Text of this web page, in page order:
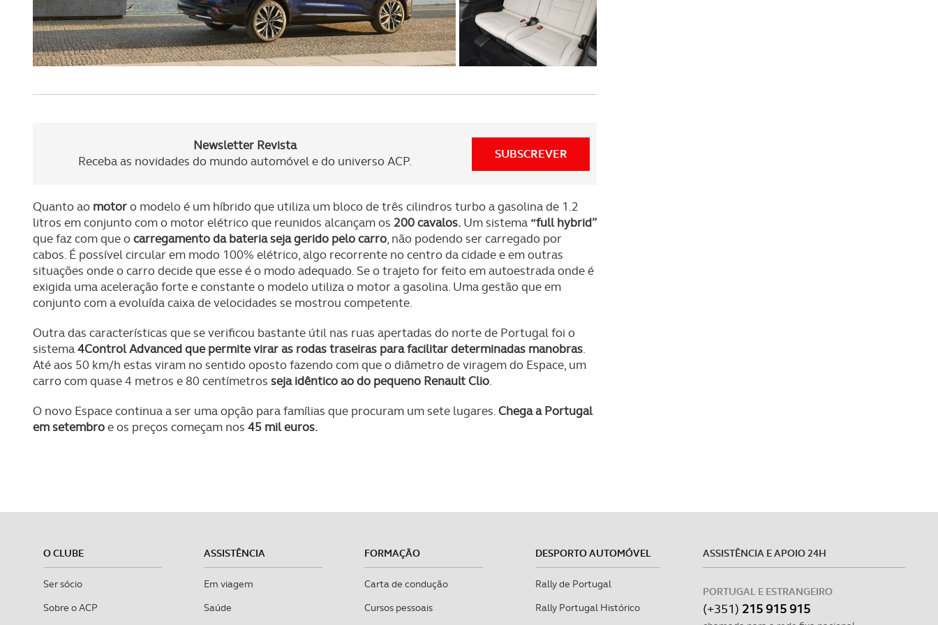
Newsletter Revista
Receba as novidades do mundo automóvel e do universo ACP.
SUBSCREVER
Quanto ao motoro modelo é um híbrido que utiliza um bloco de três cilindros turbo a gasolina de 1.2
litros em conjunto com o motor elétrico que reunidos alcançam os 200 cavalos. Um sistema “full hybrid”
que faz com que ocarregamento da bateria seja gerido pelo carro, não podendo ser carregado por
cabos. É possível circular em modo 100% elétrico, algo recorrente no centro da cidade e em outras
situações onde o carro decide que esse é o modo adequado. Se o trajeto for feito em autoestrada onde é
exigida uma aceleração forte e constante o modelo utiliza o motor a gasolina. Uma gestão que em
conjunto com a evoluída caixa de velocidades se mostrou competente.
Outra das características que se verificou bastante útil nas ruas apertadas do norte de Portugal foi o
sistema4Control Advanced que permite virar as rodas traseiras para facilitar determinadas manobras.
Até aos 50 km/h estas viram no sentido oposto fazendo com que o diâmetro de viragem do Espace, um
carro com quase 4 metros e 80 centímetros seja idêntico ao do pequeno Renault Clio.
O novo Espace continua a ser uma opção para famílias que procuram um sete lugares.Chega a Portugal
em setembroe os preços começam nos 45 mil euros.
O CLUBE
Ser sócio
Sobre o ACP
ASSISTÊNCIA
Em viagem
Saúde
FORMAÇÃO
Carta de condução
Cursos pessoais
DESPORTO AUTOMÓVEL
Rally de Portugal
Rally Portugal Histórico
ASSISTÊNCIA E APOIO 24H
PORTUGAL E ESTRANGEIRO
(+351) 215 915 915